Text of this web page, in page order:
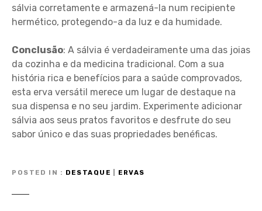
sálvia corretamente e armazená-la num recipiente
hermético, protegendo-a da luz e da humidade.
Conclusão: A sálvia é verdadeiramente uma das joias
da cozinha e da medicina tradicional. Com a sua
história rica e benefícios para a saúde comprovados,
esta erva versátil merece um lugar de destaque na
sua dispensa e no seu jardim. Experimente adicionar
sálvia aos seus pratos favoritos e desfrute do seu
sabor único e das suas propriedades benéficas.
POSTED IN DESTAQUE ERVAS